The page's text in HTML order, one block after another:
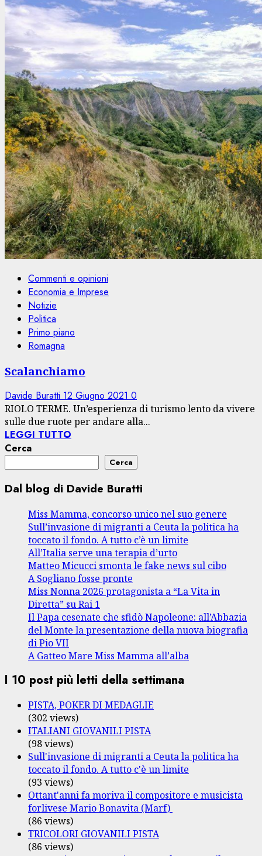
Commenti e opinioni
Economia e Imprese
Notizie
Politica
Primo piano
Romagna
Scalanchiamo
Davide Buratti 12 Giugno 2021 0
RIOLO TERME. Un’esperienza di turismo lento da vivere
sulle due ruote per andare alla...
LEGGI TUTTO
Cerca
Cerca
Dal blog di Davide Buratti
Miss Mamma, concorso unico nel suo genere
Sull’invasione di migranti a Ceuta la politica ha
toccato il fondo. A tutto c’è un limite
All’Italia serve una terapia d’urto
Matteo Micucci smonta le fake news sul cibo
A Sogliano fosse pronte
Miss Nonna 2026 protagonista a “La Vita in
Diretta” su Rai 1
Il Papa cesenate che sfidò Napoleone: all’Abbazia
del Monte la presentazione della nuova biografia
di Pio VII
A Gatteo Mare Miss Mamma all’alba
I 10 post più letti della settimana
PISTA, POKER DI MEDAGLIE
(302 views)
ITALIANI GIOVANILI PISTA
(98 views)
Sull'invasione di migranti a Ceuta la politica ha
toccato il fondo. A tutto c'è un limite
(93 views)
Ottant'anni fa moriva il compositore e musicista
forlivese Mario Bonavita (Marf)
(86 views)
TRICOLORI GIOVANILI PISTA
(86 views)